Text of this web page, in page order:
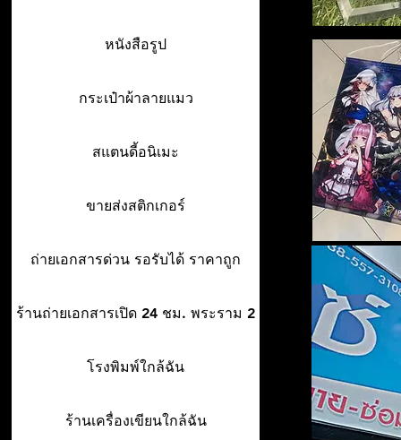
หนังสือรูป
กระเป๋าผ้าลายแมว
สแตนดี้อนิเมะ
ขายส่งสติกเกอร์
ถ่ายเอกสารด่วน รอรับได้ ราคาถูก
ร้านถ่ายเอกสารเปิด 24 ชม. พระราม 2
โรงพิมพ์ใกล้ฉัน
ร้านเครื่องเขียนใกล้ฉัน